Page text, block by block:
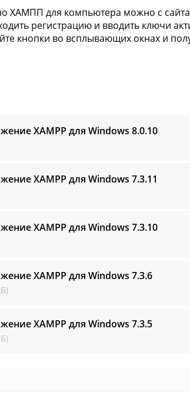
ХАМПП для компьютера можно с
регистрацию и вводить ключи
кнопки во всплывающих окнах и
XAMPP для Windows 8.0.10
XAMPP для Windows 7.3.11
XAMPP для Windows 7.3.10
XAMPP для Windows 7.3.6
XAMPP для Windows 7.3.5